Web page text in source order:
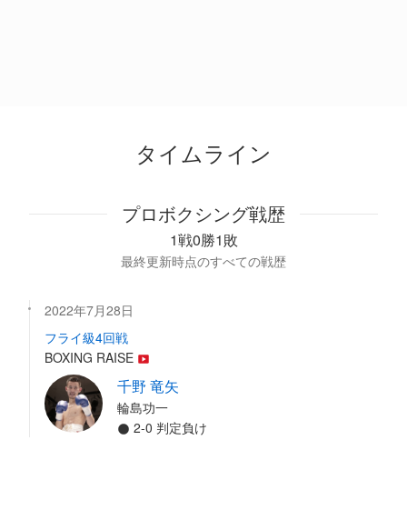
タイムライン
プロボクシング戦歴
1戦0勝1敗
最終更新時点のすべての戦歴
2022年7月28日
フライ級4回戦
BOXING RAISE
千野 竜矢
輪島功一
2-0 判定負け